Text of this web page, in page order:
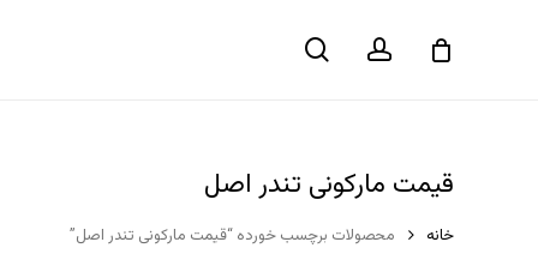
جستجوحساب
کاربری سبد خرید
قیمت مارکونی تندر اصل
خانه محصولات برچسب خورده “قیمت مارکونی تندر اصل”